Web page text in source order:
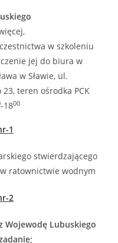
w szkoleniu
jej do biura w
w Sławie, ul.
teren ośrodka PCK
-1800
1
stwierdzającego
ratownictwie wodnym
2
Wojewodę Lubuskiego